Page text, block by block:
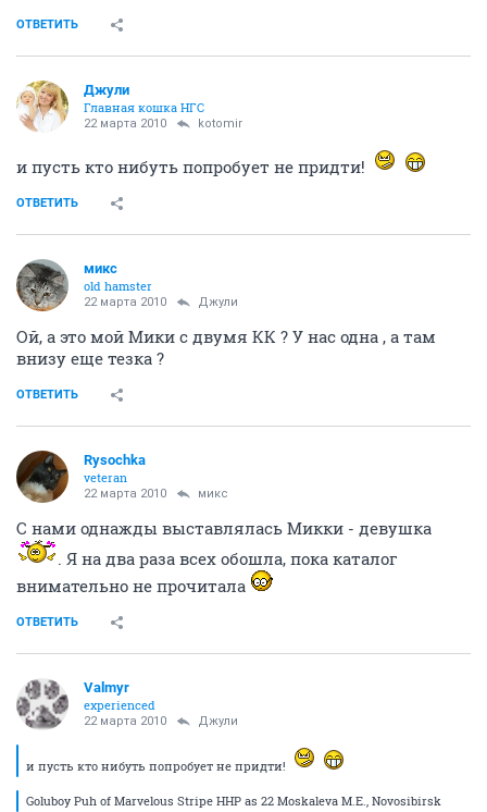
ОТВЕТИТЬ
Джули
Главная кошка НГС
22 марта 2010 kotomir
и пусть кто нибуть попробует не придти!
ОТВЕТИТЬ
микс
old hamster
22 марта 2010 Джули
Ой, а это мой Мики с двумя КК ? У нас одна , а там
внизу еще тезка ?
ОТВЕТИТЬ
Rysochka
veteran
22 марта 2010 микс
С нами однажды выставлялась Микки - девушка
. Я на два раза всех обошла, пока каталог
внимательно не прочитала
ОТВЕТИТЬ
Valmyr
experienced
22 марта 2010 Джули
и пусть кто нибуть попробует не придти!
Goluboy Puh of Marvelous Stripe HHP as 22 Moskaleva M.E., Novosibirsk